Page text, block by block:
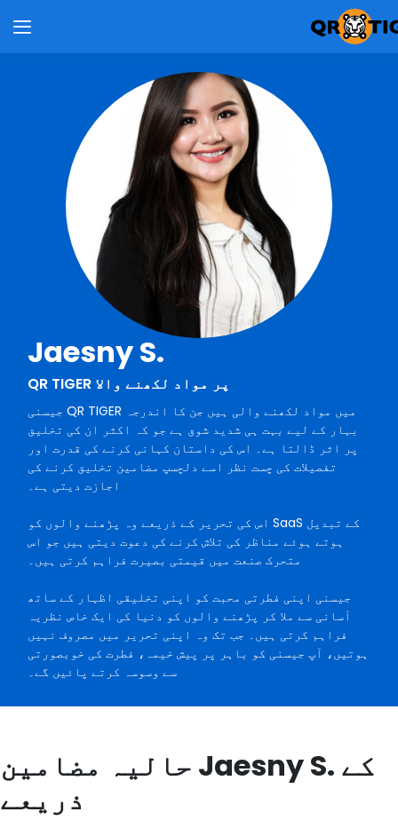
Jaesny S.
QR TIGER پر مواد لکھنے والا
جیسنی QR TIGER میں مواد لکھنے والی ہیں جن کا اندرجہ
بہار کے لیے بہت ہی شدید شوق ہے جو کہ اکثر ان کی تخلیق
پر اثر ڈالتا ہے۔ اس کی داستان کہانی کرنے کی قدرت اور
تفصیلات کی چست نظر اسے دلچسپ مضامین تخلیق کرنے کی
اجازت دیتی ہے۔
اس کی تحریر کے ذریعے وہ پڑھنے والوں کو SaaS کے تبدیل
ہوتے ہوئے مناظر کی تلاش کرنے کی دعوت دیتی ہیں جو اس
متحرک صنعت میں قیمتی بصیرت فراہم کرتی ہیں۔
جیسنی اپنی فطرتی محبت کو اپنی تخلیقی اظہار کے ساتھ
آسانی سے ملا کر پڑھنے والوں کو دنیا کی ایک خاص نظریہ
فراہم کرتی ہیں۔ جب تک وہ اپنی تحریر میں مصروف نہیں
ہوتیں، آپ جیسنی کو باہر پر پیش خیمہ، فطرت کی خوبصورتی
سے وسوسہ کرتے پائیں گے۔
حالیہ مضامین Jaesny S. کے
ذریعے